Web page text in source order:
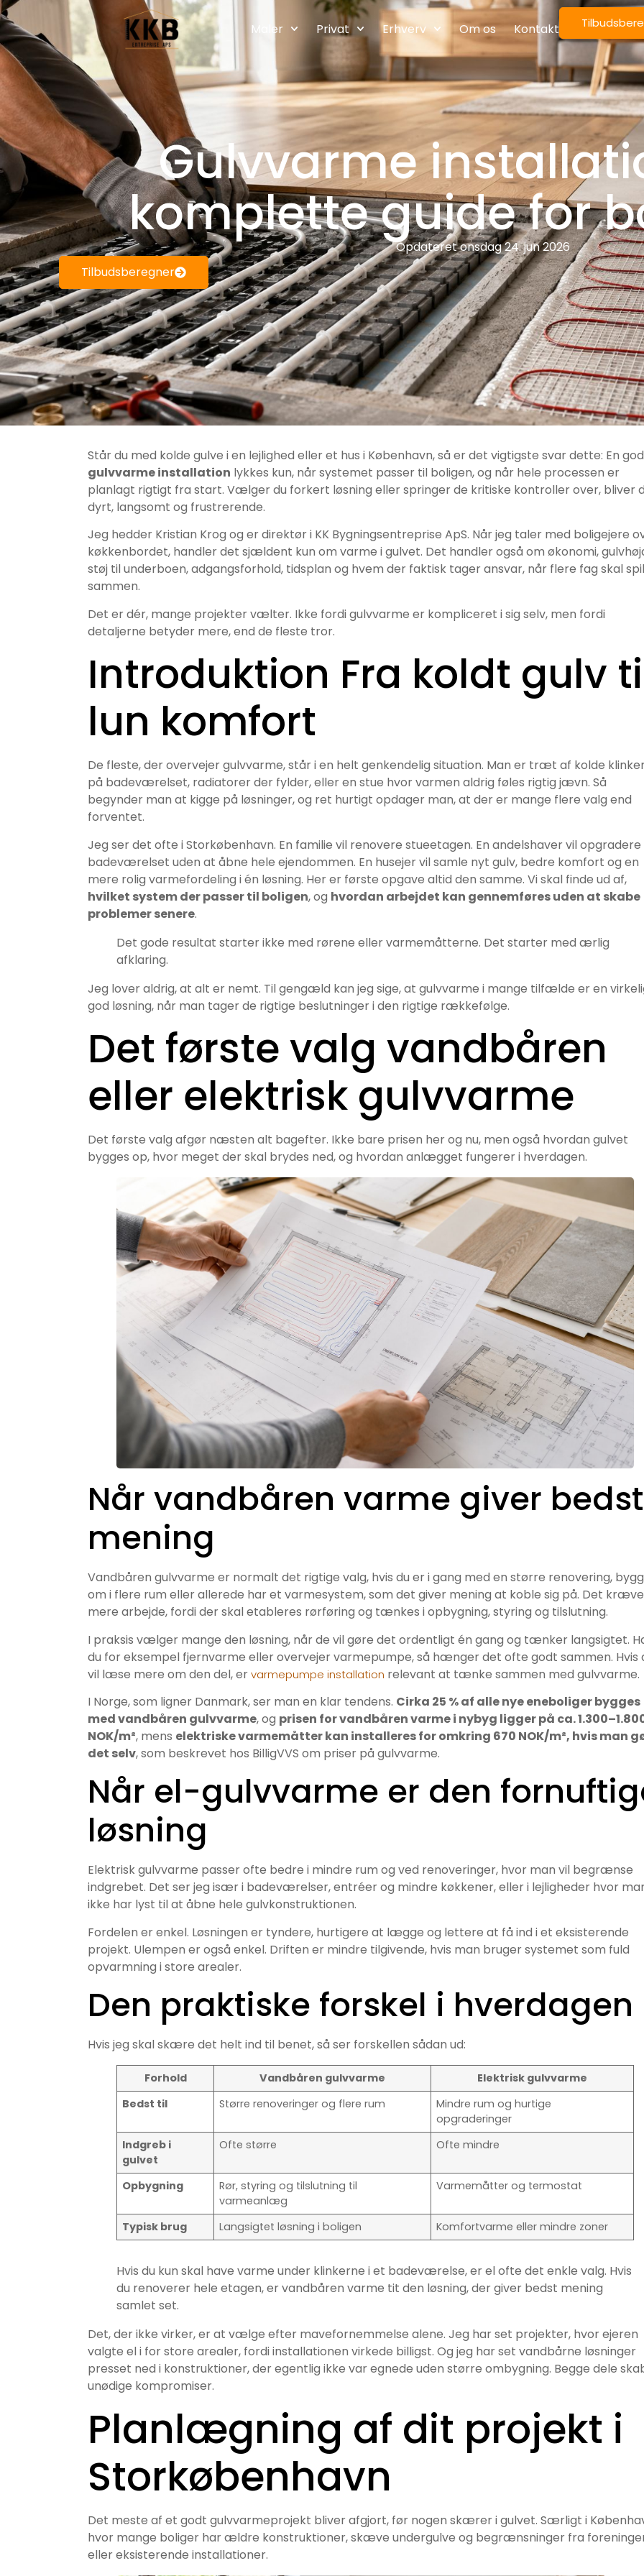
Maler Privat Erhverv Om os Kontakt
Gulvvarme
komplette guide for
Opdateretonsdag 24. jun 2026
Tilbudsberegner
Står du med kolde gulve i en lejlighed eller et hus i København, så er det vigtigste svar dette: En god
gulvvarme installation lykkes kun, når systemet passer til boligen, og når hele processen er
planlagt rigtigt fra start. Vælger du forkert løsning eller springer de kritiske kontroller over, bliver
dyrt, langsomt og frustrerende.
Jeg hedder Kristian Krog og er direktør i KK Bygningsentreprise ApS. Når jeg taler med boligejere
køkkenbordet, handler det sjældent kun om varme i gulvet. Det handler også om økonomi,
støj til underboen, adgangsforhold, tidsplan og hvem der faktisk tager ansvar, når flere fag skal
sammen.
Det er dér, mange projekter vælter. Ikke fordi gulvvarme er kompliceret i sig selv, men fordi
detaljerne betyder mere, end de fleste tror.
Introduktion Fra koldt gulv
lun komfort
De fleste, der overvejer gulvvarme, står i en helt genkendelig situation. Man er træt af kolde
på badeværelset, radiatorer der fylder, eller en stue hvor varmen aldrig føles rigtig jævn. Så
begynder man at kigge på løsninger, og ret hurtigt opdager man, at der er mange flere valg end
forventet.
Jeg ser det ofte i Storkøbenhavn. En familie vil renovere stueetagen. En andelshaver vil opgradere
badeværelset uden at åbne hele ejendommen. En husejer vil samle nyt gulv, bedre komfort og en
mere rolig varmefordeling i én løsning. Her er første opgave altid den samme. Vi skal finde ud af,
hvilket system der passer til boligen, og hvordan arbejdet kan gennemføres uden at skabe
problemer senere.
Det gode resultat starter ikke med rørene eller varmemåtterne. Det starter med ærlig
afklaring.
Jeg lover aldrig, at alt er nemt. Til gengæld kan jeg sige, at gulvvarme i mange tilfælde er en
god løsning, når man tager de rigtige beslutninger i den rigtige rækkefølge.
Det første valg vandbåren
eller elektrisk gulvvarme
Det første valg afgør næsten alt bagefter. Ikke bare prisen her og nu, men også hvordan gulvet
bygges op, hvor meget der skal brydes ned, og hvordan anlægget fungerer i hverdagen.
Når vandbåren varme giver bedst
mening
Vandbåren gulvvarme er normalt det rigtige valg, hvis du er i gang med en større renovering,
om i flere rum eller allerede har et varmesystem, som det giver mening at koble sig på. Det
mere arbejde, fordi der skal etableres rørføring og tænkes i opbygning, styring og tilslutning.
I praksis vælger mange den løsning, når de vil gøre det ordentligt én gang og tænker langsigtet.
du for eksempel fjernvarme eller overvejer varmepumpe, så hænger det ofte godt sammen. Hvis
vil læse mere om den del, ervarmepumpe installation relevant at tænke sammen med gulvvarme.
I Norge, som ligner Danmark, ser man en klar tendens. Cirka 25 % af alle nye eneboliger bygges
med vandbåren gulvvarme, og prisen for vandbåren varme i nybyg ligger på ca.
NOK/m², mens elektriske varmemåtter kan installeres for omkring 670 NOK/m², hvis man
det selv, som beskrevet hos BilligVVS om priser på gulvvarme.
Når el-gulvvarme er den
løsning
Elektrisk gulvvarme passer ofte bedre i mindre rum og ved renoveringer, hvor man vil begrænse
indgrebet. Det ser jeg især i badeværelser, entréer og mindre køkkener, eller i lejligheder hvor
ikke har lyst til at åbne hele gulvkonstruktionen.
Fordelen er enkel. Løsningen er tyndere, hurtigere at lægge og lettere at få ind i et eksisterende
projekt. Ulempen er også enkel. Driften er mindre tilgivende, hvis man bruger systemet som fuld
opvarmning i store arealer.
Den praktiske forskel i hverdagen
Hvis jeg skal skære det helt ind til benet, så ser forskellen sådan ud:
Forhold Vandbåren gulvvarme
Elektrisk gulvvarme
Bedst til
Større renoveringer og flere rum
Mindre rum og hurtige
opgraderinger
Indgreb i
gulvet
Ofte større Ofte mindre
Opbygning
Rør, styring og tilslutning til
varmeanlæg
Varmemåtter og termostat
Typisk brug Langsigtet løsning i boligen Komfortvarme eller mindre zoner
Hvis du kun skal have varme under klinkerne i et badeværelse, er el ofte det enkle valg. Hvis
du renoverer hele etagen, er vandbåren varme tit den løsning, der giver bedst mening
samlet set.
Det, der ikke virker, er at vælge efter mavefornemmelse alene. Jeg har set projekter, hvor ejeren
valgte el i for store arealer, fordi installationen virkede billigst. Og jeg har set vandbårne løsninger
presset ned i konstruktioner, der egentlig ikke var egnede uden større ombygning. Begge dele
unødige kompromiser.
Planlægning af dit projekt i
Storkøbenhavn
Det meste af et godt gulvvarmeprojekt bliver afgjort, før nogen skærer i gulvet. Særligt i
hvor mange boliger har ældre konstruktioner, skæve undergulve og begrænsninger fra
eller eksisterende installationer.